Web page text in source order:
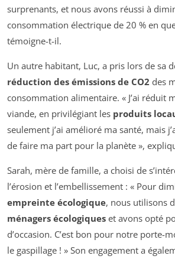
surprenants, et nous avons réussi à
consommation électrique de 20 % en
témoigne-t-il.
Un autre habitant, Luc, a pris lors de sa
réduction des émissions de CO2 des
consommation alimentaire. « J’ai réduit
viande, en privilégiant les produits
seulement j’ai amélioré ma santé, mais
de faire ma part pour la planète »,
Sarah, mère de famille, a choisi de
l’érosion et l’embellissement : « Pour
empreinte écologique, nous utilisons
ménagers écologiques et avons opté
d’occasion. C’est bon pour notre porte-
le gaspillage ! » Son engagement a